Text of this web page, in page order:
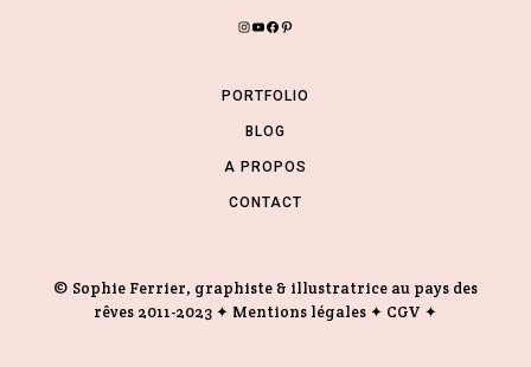
PORTFOLIO
BLOG
A PROPOS
CONTACT
© Sophie Ferrier, graphiste & illustratrice au pays des
rêves 2011-2023 ✦ Mentions légales✦ CGV ✦